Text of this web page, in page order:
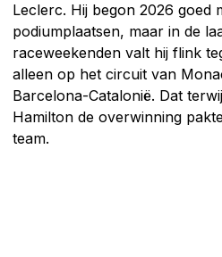
Leclerc. Hij begon 2026 goed
podiumplaatsen, maar in de
raceweekenden valt hij flink
alleen op het circuit van
Barcelona-Catalonië. Dat
Hamilton de overwinning
team.